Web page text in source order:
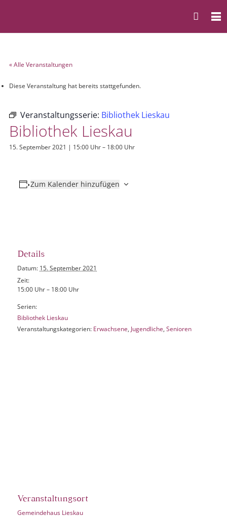
« Alle Veranstaltungen
Diese Veranstaltung hat bereits stattgefunden.
Veranstaltungsserie: Bibliothek Lieskau
Bibliothek Lieskau
15. September 2021 | 15:00 Uhr– 18:00 Uhr
Zum Kalender hinzufügen
Details
Datum: 15. September 2021
Zeit:
15:00 Uhr – 18:00 Uhr
Serien:
Bibliothek Lieskau
Veranstaltungskategorien: Erwachsene,Jugendliche,Senioren
Veranstaltungsort
Gemeindehaus Lieskau